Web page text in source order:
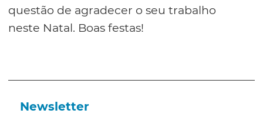
questão de agradecer o seu trabalho
neste Natal. Boas festas!
Newsletter